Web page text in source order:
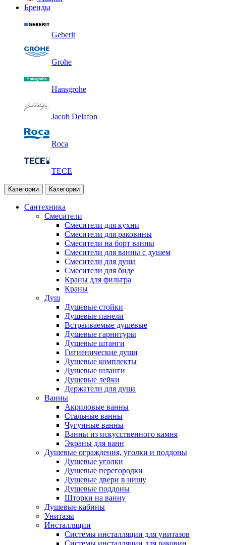
Бренды
Geberit
Grohe
Hansgrohe
Jacob Delafon
Roca
TECE
Категории Категории
Сантехника
Смесители
Смесители для кухни
Смесители для раковины
Смесители на борт ванны
Смесители для ванны с душем
Смесители для душа
Смесители для биде
Краны для фильтра
Краны
Душ
Душевые стойки
Душевые панели
Встраиваемые душевые
Душевые гарнитуры
Душевые штанги
Гигиенические души
Душевые комплекты
Душевые шланги
Душевые лейки
Держатели для душа
Ванны
Акриловые ванны
Стальные ванны
Чугунные ванны
Ванны из искусственного камня
Экраны для ванн
Душевые ограждения, уголки и поддоны
Душевые уголки
Душевые перегородки
Душевые двери в нишу
Душевые поддоны
Шторки на ванну
Душевые кабины
Унитазы
Инсталляции
Системы инсталляции для унитазов
Системы инсталляции для раковин